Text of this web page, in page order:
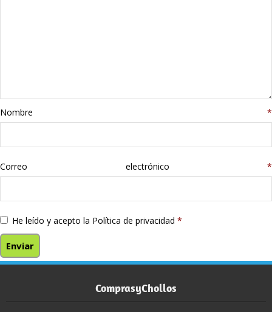
Nombre *
Correo electrónico *
He leído y acepto la Política de privacidad *
ComprasyChollos